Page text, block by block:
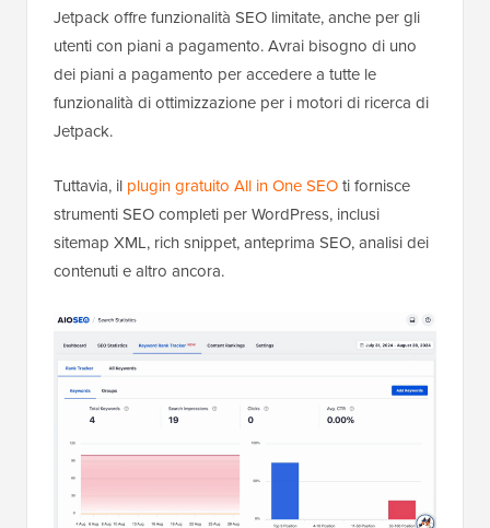
Jetpack offre funzionalità SEO limitate, anche per gli
utenti con piani a pagamento. Avrai bisogno di uno
dei piani a pagamento per accedere a tutte le
funzionalità di ottimizzazione per i motori di ricerca di
Jetpack.
Tuttavia, il plugin gratuito All in One SEOti fornisce
strumenti SEO completi per WordPress, inclusi
sitemap XML, rich snippet, anteprima SEO, analisi dei
contenuti e altro ancora.